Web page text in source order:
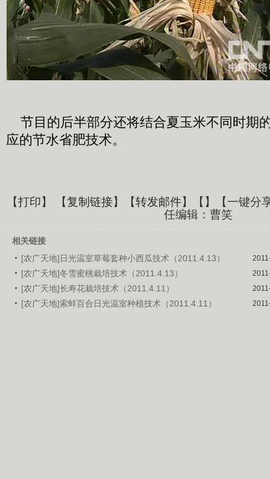
节目的后半部分还将结合夏玉米不同时期
应的节水省肥技术。
【打印】 【复制链接】【转发邮件】【 】
【一键分
任编辑：曹笑
相关链接
[农广天地]日光温室草莓套种小西瓜技术（2011.4.13）
[农广天地]冬雪蜜桃栽培技术（2011.4.13）
[农广天地]长寿花栽培技术（2011.4.11）
[农广天地]索蚌百合日光温室种植技术（2011.4.11）